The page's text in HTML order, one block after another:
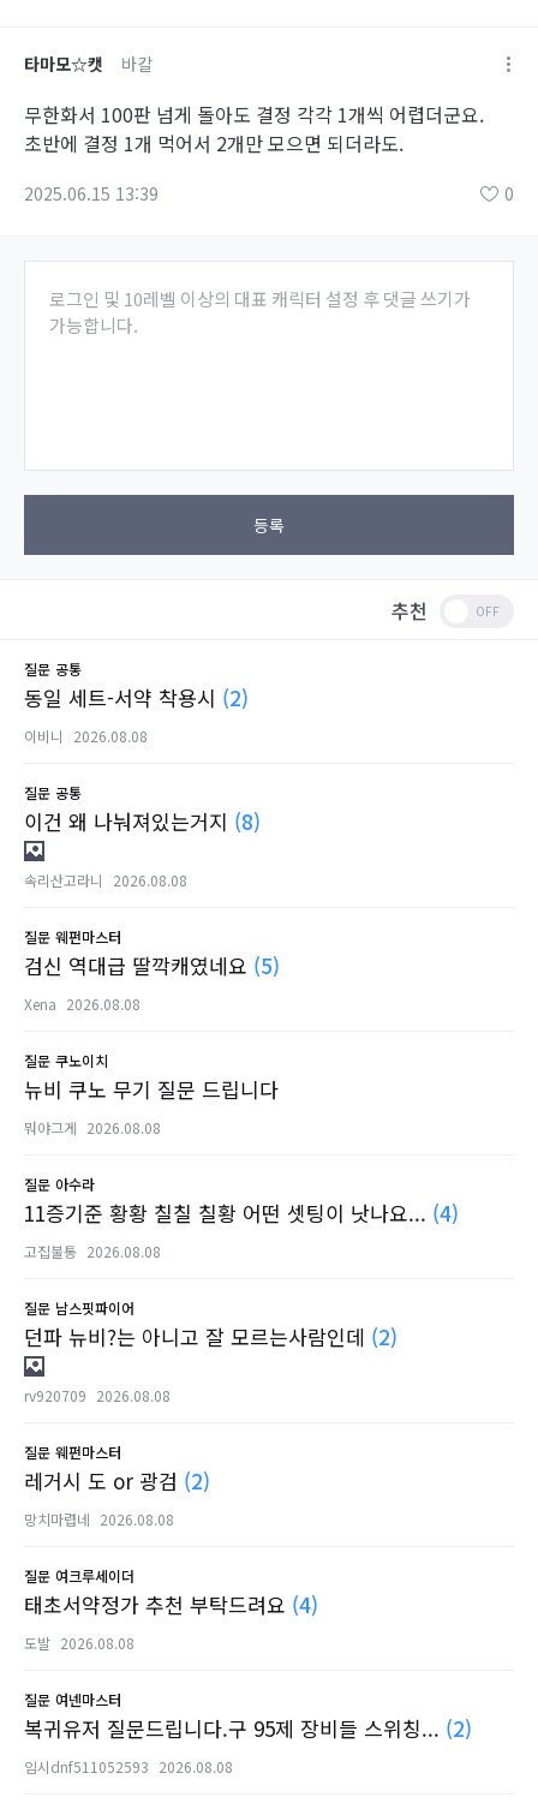
타마모☆캣 바칼
무한화서 100판 넘게 돌아도 결정 각각 1개씩 어렵더군요.
초반에 결정 1개 먹어서 2개만 모으면 되더라도.
2025.06.15 13:39 0
로그인 및 10레벨 이상의 대표 캐릭터 설정 후 댓글 쓰기가
가능합니다.
등록
추천
질문 공통
동일 세트-서약 착용시 (2)
이비니 2026.08.08
질문 공통
이건 왜 나눠져있는거지 (8)
속리산고라니 2026.08.08
질문 웨펀마스터
검신 역대급 딸깍캐였네요 (5)
Xena 2026.08.08
질문 쿠노이치
뉴비 쿠노 무기 질문 드립니다
뭐야그게 2026.08.08
질문 아수라
11증기준 황황 칠칠 칠황 어떤 셋팅이 낫나요... (4)
고집불통 2026.08.08
질문 남스핏파이어
던파 뉴비?는 아니고 잘 모르는사람인데 (2)
rv920709 2026.08.08
질문 웨펀마스터
레거시 도 or 광검 (2)
망치마렵네 2026.08.08
질문 여크루세이더
태초서약정가 추천 부탁드려요 (4)
도발 2026.08.08
질문 여넨마스터
복귀유저 질문드립니다.구 95제 장비들 스위칭... (2)
임시dnf511052593 2026.08.08